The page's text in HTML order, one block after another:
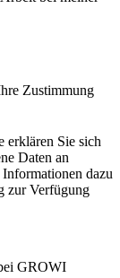
Zustimmung
erklären Sie sich
Daten an
dazu
zur Verfügung
GROWI